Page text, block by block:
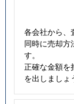
各会社から、
同時に売却方
す。
正確な金額を
を出しましょ